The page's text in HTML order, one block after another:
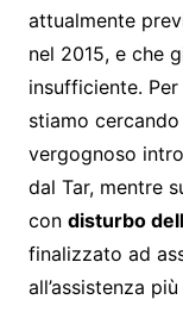
attualmente
nel 2015, e che
insufficiente.
stiamo
vergognoso
dal Tar, mentre
con disturbo
finalizzato ad
all’assistenza